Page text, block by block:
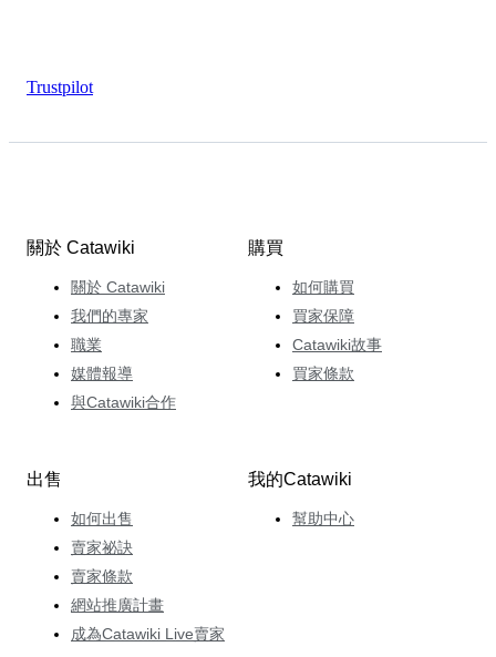
Trustpilot
關於 Catawiki
關於 Catawiki
我們的專家
職業
媒體報導
與Catawiki合作
購買
如何購買
買家保障
Catawiki故事
買家條款
出售
如何出售
賣家祕訣
賣家條款
網站推廣計畫
成為Catawiki Live賣家
我的Catawiki
幫助中心